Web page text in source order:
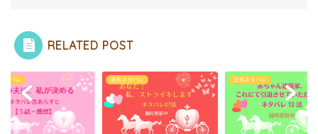
RELATED POST
タバレ 漫画ネタバレ 漫画ネタバレ